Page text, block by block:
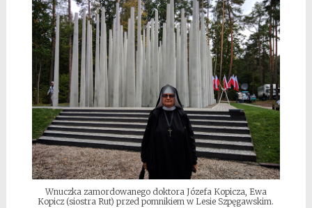
Wnuczka zamordowanego doktora Józefa Kopicza, Ewa
Kopicz (siostra Rut) przed pomnikiem w Lesie Szpęgawskim.